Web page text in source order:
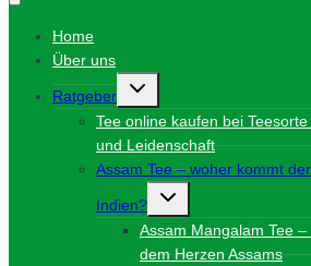
Home
Über uns
Ratgeber
Untermenü
Tee online kaufen bei
und Leidenschaft
Assam Tee – woher kommt
Indien?
Untermenü
Assam Mangalam Tee
dem Herzen Assams